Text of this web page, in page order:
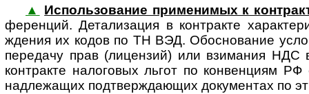
▲
Использование применимых к
фе­рен­ций. Детали­зация в контракте
ждения их кодов по ТН ВЭД. Обоснование
передачу прав (лицензий) или взимания НДС
контракте налоговых льгот по конвенциям
надлежащих под­твер­жда­ю­щих доку­ментах по